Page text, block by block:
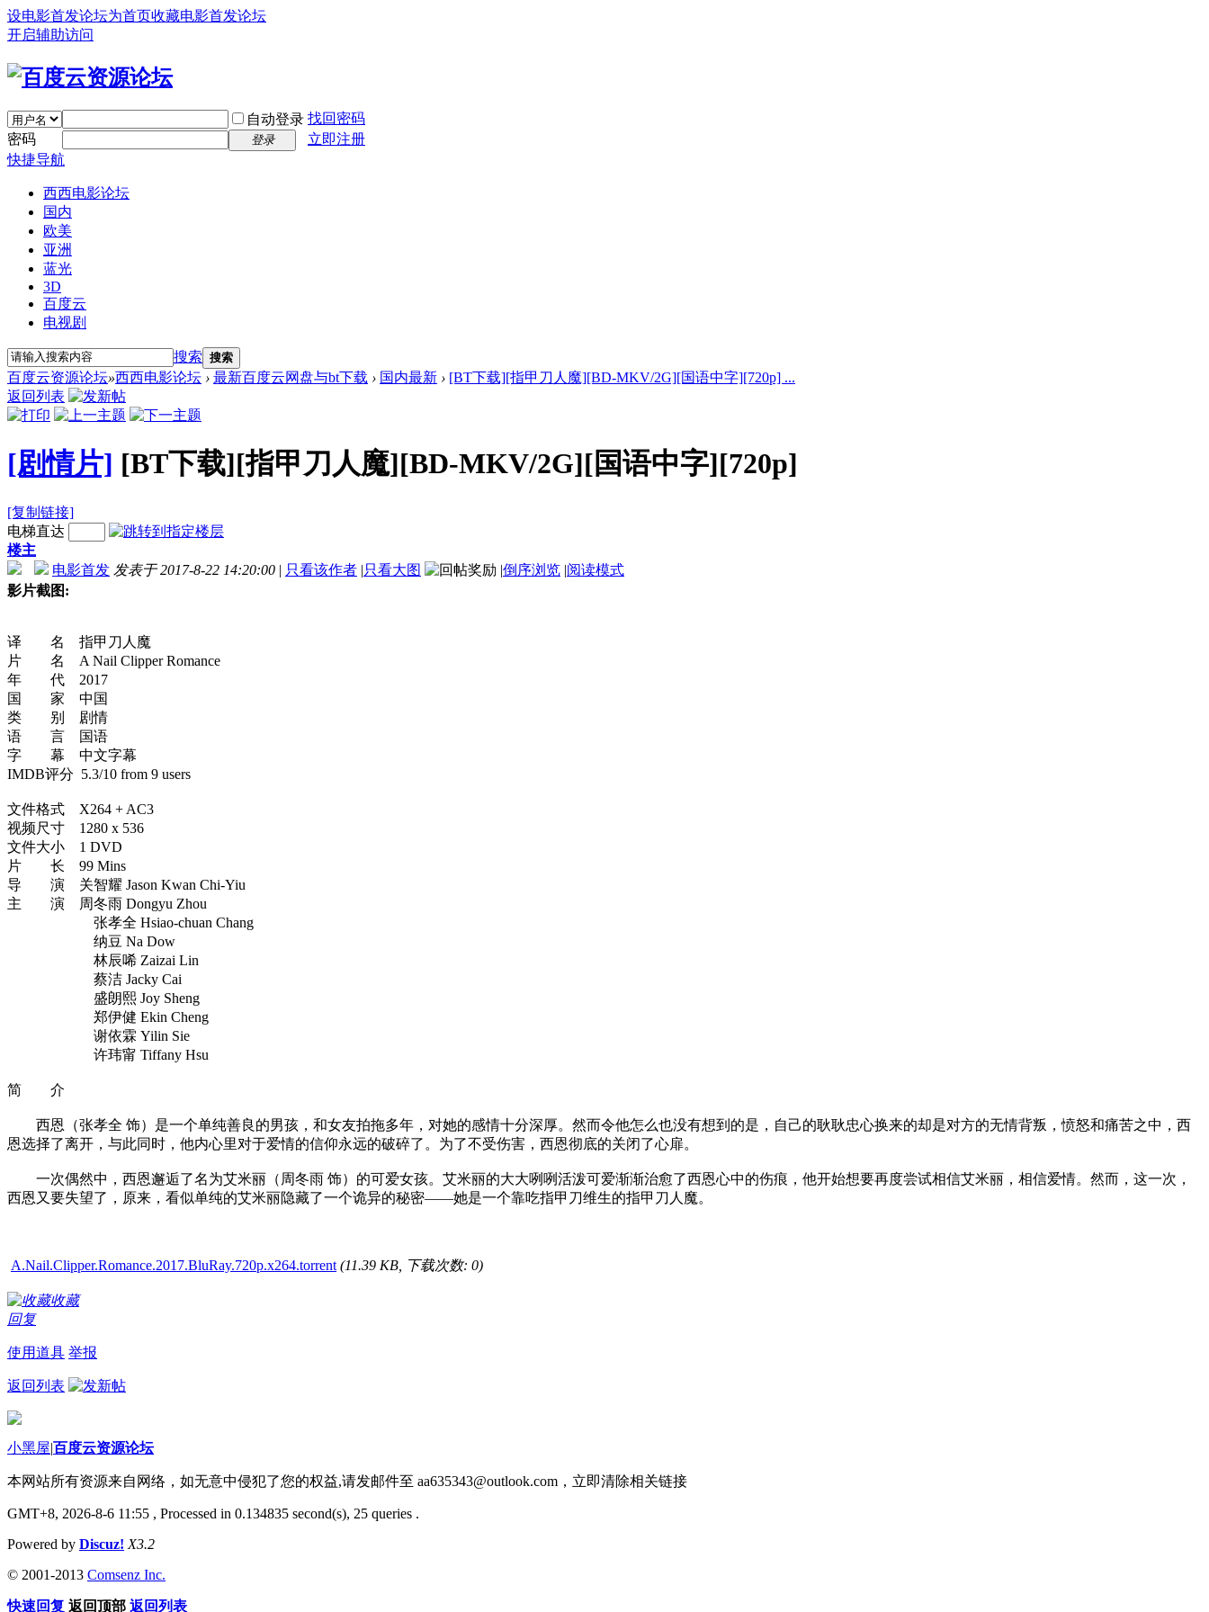
设电影首发论坛为首页收藏电影首发论坛
开启辅助访问
自动登录 找回密码
密码
登录
立即注册
快捷导航
西西电影论坛
国内
欧美
亚洲
蓝光
3D
百度云
电视剧
搜索 搜索
百度云资源论坛»西西电影论坛 › 最新百度云网盘与bt下载 › 国内最新 › [BT下载][指甲刀人魔][BD-MKV/2G][国语中字][720p] ...
返回列表
[剧情片] [BT下载][指甲刀人魔][BD-MKV/2G][国语中字][720p]
[复制链接]
电梯直达
楼主
电影首发 发表于 2017-8-22 14:20:00 | 只看该作者 |只看大图 |倒序浏览 |阅读模式
影片截图:
译 名 指甲刀人魔
片 名 A Nail Clipper Romance
年 代 2017
国 家 中国
类 别 剧情
语 言 国语
字 幕 中文字幕
IMDB评分 5.3/10 from 9 users
文件格式 X264 + AC3
视频尺寸 1280 x 536
文件大小 1 DVD
片 长 99 Mins
导 演 关智耀 Jason Kwan Chi-Yiu
主 演 周冬雨 Dongyu Zhou
张孝全 Hsiao-chuan Chang
纳豆 Na Dow
林辰唏 Zaizai Lin
蔡洁 Jacky Cai
盛朗熙 Joy Sheng
郑伊健 Ekin Cheng
谢依霖 Yilin Sie
许玮甯 Tiffany Hsu
简 介
西恩（张孝全 饰）是一个单纯善良的男孩，和女友拍拖多年，对她的感情十分深厚。然而令他怎么也没有想到的是，自己的耿耿忠心换来的却是对方的无情背叛，愤怒和痛苦之中，西
恩选择了离开，与此同时，他内心里对于爱情的信仰永远的破碎了。为了不受伤害，西恩彻底的关闭了心扉。
一次偶然中，西恩邂逅了名为艾米丽（周冬雨 饰）的可爱女孩。艾米丽的大大咧咧活泼可爱渐渐治愈了西恩心中的伤痕，他开始想要再度尝试相信艾米丽，相信爱情。然而，这一次，
西恩又要失望了，原来，看似单纯的艾米丽隐藏了一个诡异的秘密——她是一个靠吃指甲刀维生的指甲刀人魔。
A.Nail.Clipper.Romance.2017.BluRay.720p.x264.torrent (11.39 KB, 下载次数: 0)
收藏
回复
使用道具 举报
返回列表
小黑屋|百度云资源论坛
本网站所有资源来自网络，如无意中侵犯了您的权益,请发邮件至 aa635343@outlook.com ，立即清除相关链接
GMT+8, 2026-8-6 11:55 , Processed in 0.134835 second(s), 25 queries .
Powered by Discuz! X3.2
© 2001-2013 Comsenz Inc.
快速回复 返回顶部 返回列表